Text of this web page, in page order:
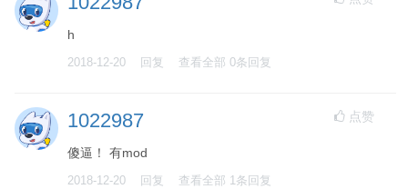
h
2018-12-20 回复 查看全部 0条回复
1022987 点赞
傻逼！ 有mod
2018-12-20 回复 查看全部 1 条回复